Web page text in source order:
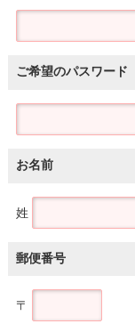
ご希望のパスワード
お名前
姓
郵便番号
〒